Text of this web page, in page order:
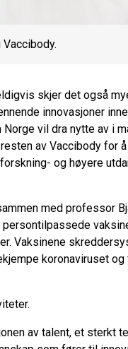
skjer det også
innovasjoner
vil dra nytte av i
av Vaccibody for
og høyere
med professor
Vaksinene
koronaviruset
av talent, et sterkt